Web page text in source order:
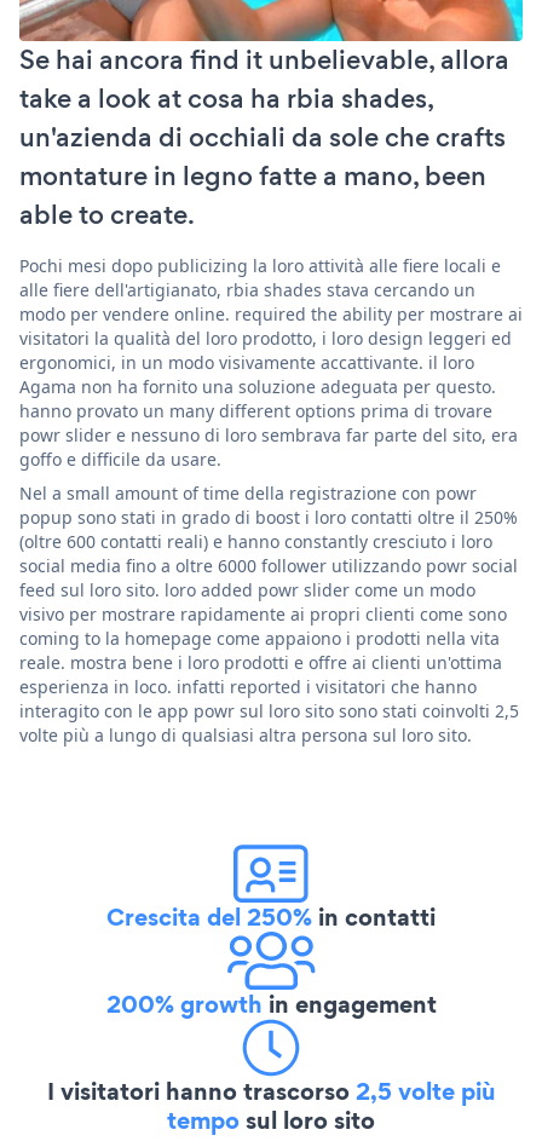
Se hai ancora find it unbelievable, allora
take a look at cosa ha rbia shades,
un'azienda di occhiali da sole che crafts
montature in legno fatte a mano, been
able to create.
Pochi mesi dopo publicizing la loro attività alle fiere locali e
alle fiere dell'artigianato, rbia shades stava cercando un
modo per vendere online. required the ability per mostrare ai
visitatori la qualità del loro prodotto, i loro design leggeri ed
ergonomici, in un modo visivamente accattivante. il loro
Agama non ha fornito una soluzione adeguata per questo.
hanno provato un many different options prima di trovare
powr slider e nessuno di loro sembrava far parte del sito, era
goffo e difficile da usare.
Nel a small amount of time della registrazione con powr
popup sono stati in grado di boost i loro contatti oltre il 250%
(oltre 600 contatti reali) e hanno constantly cresciuto i loro
social media fino a oltre 6000 follower utilizzando powr social
feed sul loro sito. loro added powr slider come un modo
visivo per mostrare rapidamente ai propri clienti come sono
coming to la homepage come appaiono i prodotti nella vita
reale. mostra bene i loro prodotti e offre ai clienti un'ottima
esperienza in loco. infatti reported i visitatori che hanno
interagito con le app powr sul loro sito sono stati coinvolti 2,5
volte più a lungo di qualsiasi altra persona sul loro sito.
Crescita del 250% in contatti
200% growth in engagement
I visitatori hanno trascorso2,5 volte più
temposul loro sito